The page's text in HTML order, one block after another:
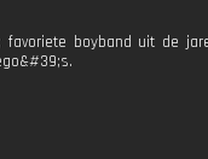
boyband uit de